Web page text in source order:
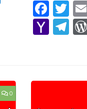
Yahoo
0